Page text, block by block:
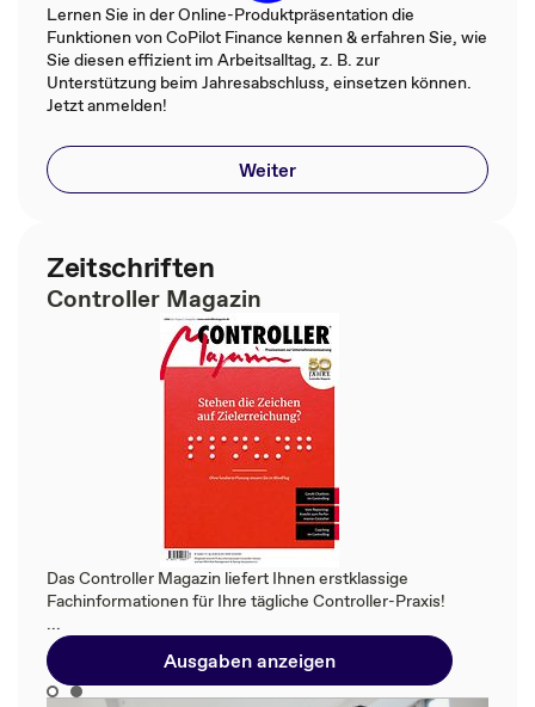
Lernen Sie in der Online-Produktpräsentation die
Funktionen von CoPilot Finance kennen & erfahren Sie, wie
Sie diesen effizient im Arbeitsalltag, z. B. zur
Unterstützung beim Jahresabschluss, einsetzen können.
Jetzt anmelden!
Weiter
Zeitschriften
Controller Magazin
Das Controller Magazin liefert Ihnen erstklassige
Fachinformationen für Ihre tägliche Controller-Praxis!
...
Ausgaben anzeigen